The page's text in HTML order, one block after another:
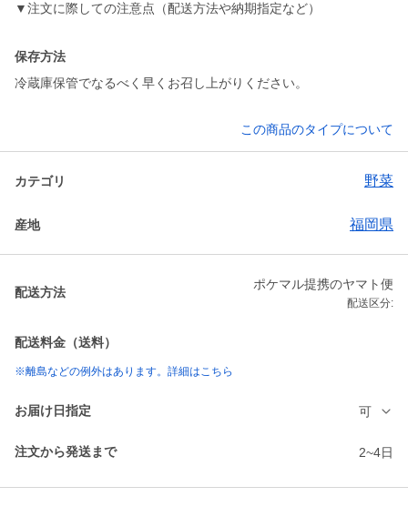
▼注文に際しての注意点（配送方法や納期指定など）
保存方法
冷蔵庫保管でなるべく早くお召し上がりください。
この商品のタイプについて
カテゴリ 野菜
産地 福岡県
配送方法
ポケマル提携のヤマト便
配送区分:
配送料金（送料）
※離島などの例外はあります。詳細はこちら
お届け日指定 可
注文から発送まで 2~4日